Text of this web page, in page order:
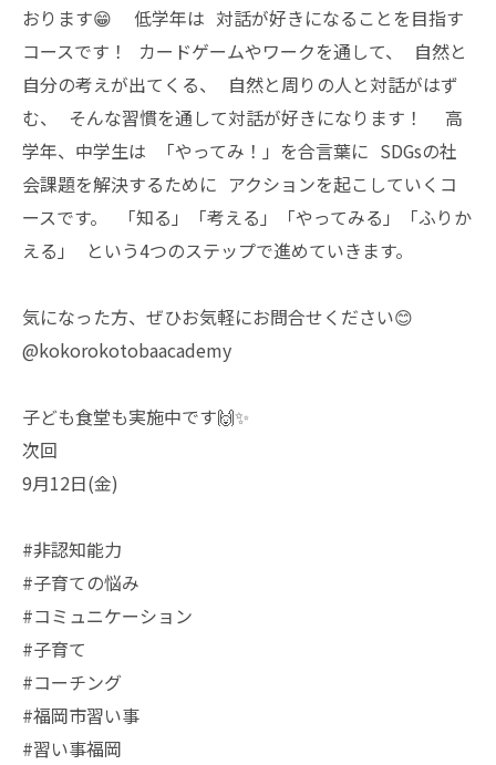
おります😁 低学年は 対話が好きになることを目指す
コースです！ カードゲームやワークを通して、 自然と
自分の考えが出てくる、 自然と周りの人と対話がはず
む、 そんな習慣を通して対話が好きになります！ 高
学年、中学生は 「やってみ！」を合言葉に SDGsの社
会課題を解決するために アクションを起こしていくコ
ースです。 「知る」「考える」「やってみる」「ふりか
える」 という4つのステップで進めていきます。
気になった方、ぜひお気軽にお問合せください😊
@kokorokotobaacademy
子ども食堂も実施中です🙌✨
次回
9月12日(金)
#非認知能力
#子育ての悩み
#コミュニケーション
#子育て
#コーチング
#福岡市習い事
#習い事福岡